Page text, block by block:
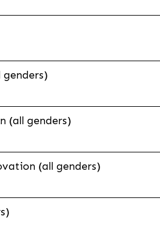
(all genders)
(all genders)